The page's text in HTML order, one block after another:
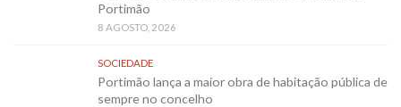
Portimão
8 AGOSTO, 2026
SOCIEDADE
Portimão lança a maior obra de habitação pública de
sempre no concelho